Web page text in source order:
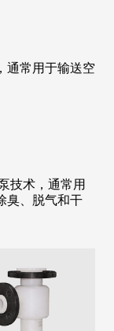
通常用于输送空
技术，通常用
臭、脱气和干